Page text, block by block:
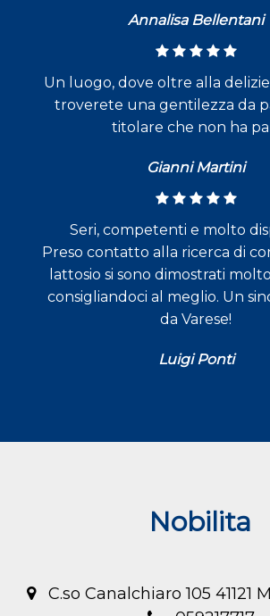
Annalisa Bellentani
Un luogo, dove oltre alla
troverete una gentilezza da
titolare che non ha
Gianni Martini
Seri, competenti e molto
Preso contatto alla ricerca di
lattosio si sono dimostrati
consigliandoci al meglio. Un
da Varese!
Luigi Ponti
Nobilita
C.so Canalchiaro 105 41121